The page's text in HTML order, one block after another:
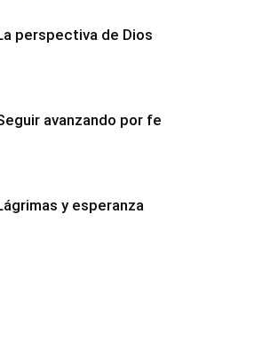
perspectiva de Dios
avanzando por fe
y esperanza